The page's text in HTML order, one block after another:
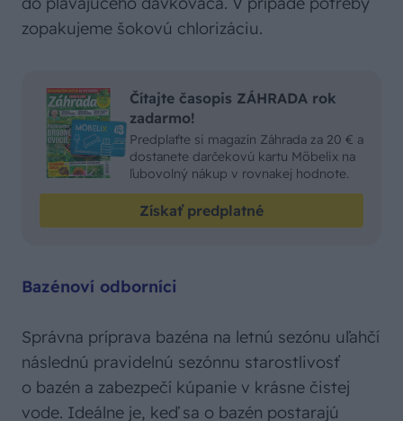
zopakujeme šokovú chlorizáciu.
Čítajte časopis ZÁHRADA rok
zadarmo!
Predplaťte si magazín Záhrada za 20 € a
dostanete darčekovú kartu Möbelix na
ľubovolný nákup v rovnakej hodnote.
Získať predplatné
Bazénoví odborníci
Správna príprava bazéna na letnú sezónu uľahčí
následnú pravidelnú sezónnu starostlivosť
o bazén a zabezpečí kúpanie v krásne čistej
vode. Ideálne je, keď sa o bazén postarajú